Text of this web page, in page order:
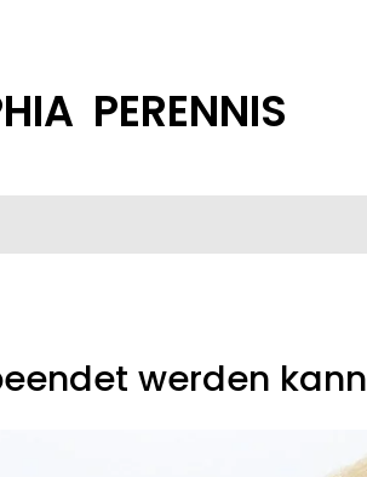
PERENNIS
werden kann